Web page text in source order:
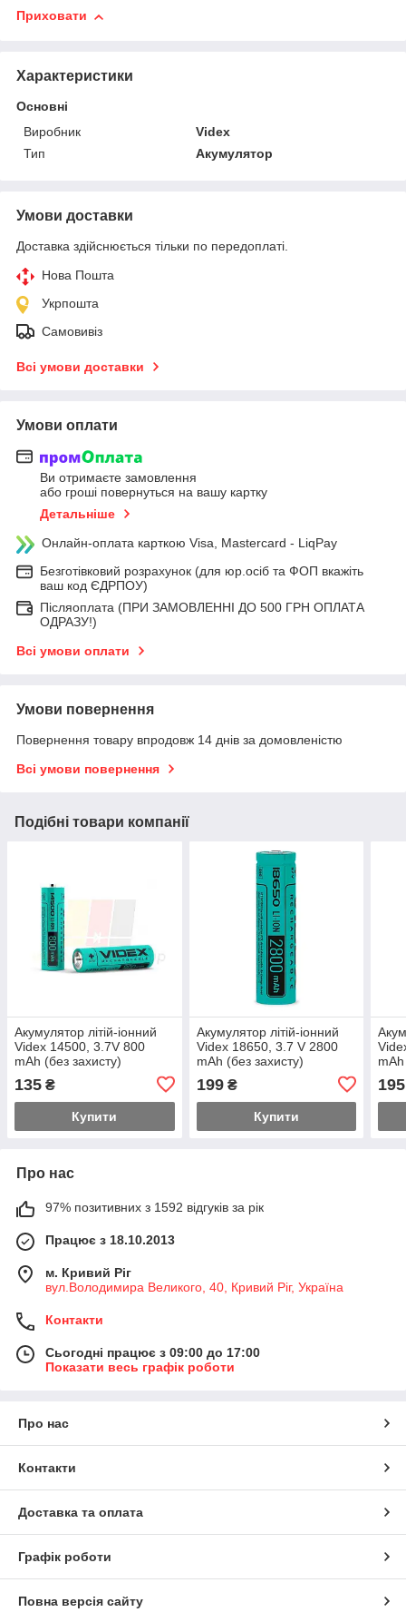
Приховати
Характеристики
Основні
Виробник
Videx
Тип
Акумулятор
Умови доставки
Доставка здійснюється тільки по передоплаті.
Нова Пошта
Укрпошта
Самовивіз
Всі умови доставки
Умови оплати
Ви отримаєте замовлення
або гроші повернуться на вашу картку
Детальніше
Онлайн-оплата карткою Visa, Mastercard - LiqPay
Безготівковий розрахунок (для юр.осіб та ФОП вкажіть
ваш код ЄДРПОУ)
Післяоплата (ПРИ ЗАМОВЛЕННІ ДО 500 ГРН ОПЛАТА
ОДРАЗУ!)
Всі умови оплати
Умови повернення
Повернення товару впродовж 14 днів за домовленістю
Всі умови повернення
Подібні товари компанії
Акумулятор літій-іонний
Videx 14500, 3.7V 800
mAh (без захисту)
135 ₴
Купити
Акумулятор літій-іонний
Videx 18650, 3.7 V 2800
mAh (без захисту)
199₴
Купити
mAh
195
Про нас
97% позитивних з 1592 відгуків за рік
Працює з 18.10.2013
м. Кривий Ріг
вул.Володимира Великого, 40, Кривий Ріг, Україна
Контакти
Сьогодні працює з 09:00 до 17:00
Показати весь графік роботи
Про нас
Контакти
Доставка та оплата
Графік роботи
Повна версія сайту